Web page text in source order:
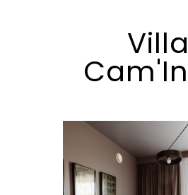
Villa
Pokój
W pokoju: minibar,
łazienka, telewizor